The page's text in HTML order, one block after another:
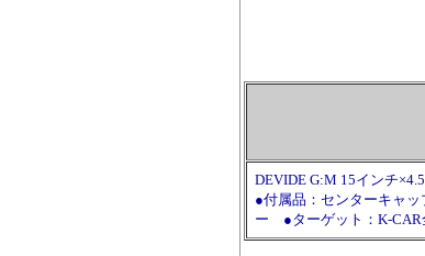
DEVIDE G:M 15インチ
●付属品：センターキャ
ー ●ターゲット：K-CAR